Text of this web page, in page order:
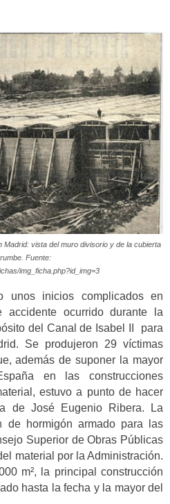
Madrid: vista del muro divisorio y de la cubierta
Fuente:
img_ficha.php?id_img=3
unos inicios complicados en
accidente ocurrido durante la
del Canal de Isabel II para
Se produjeron 29 víctimas
además de suponer la mayor
en las construcciones
estuvo a punto de hacer
de José Eugenio Ribera. La
de hormigón armado para las
Superior de Obras Públicas
material por la Administración.
m², la principal construcción
hasta la fecha y la mayor del